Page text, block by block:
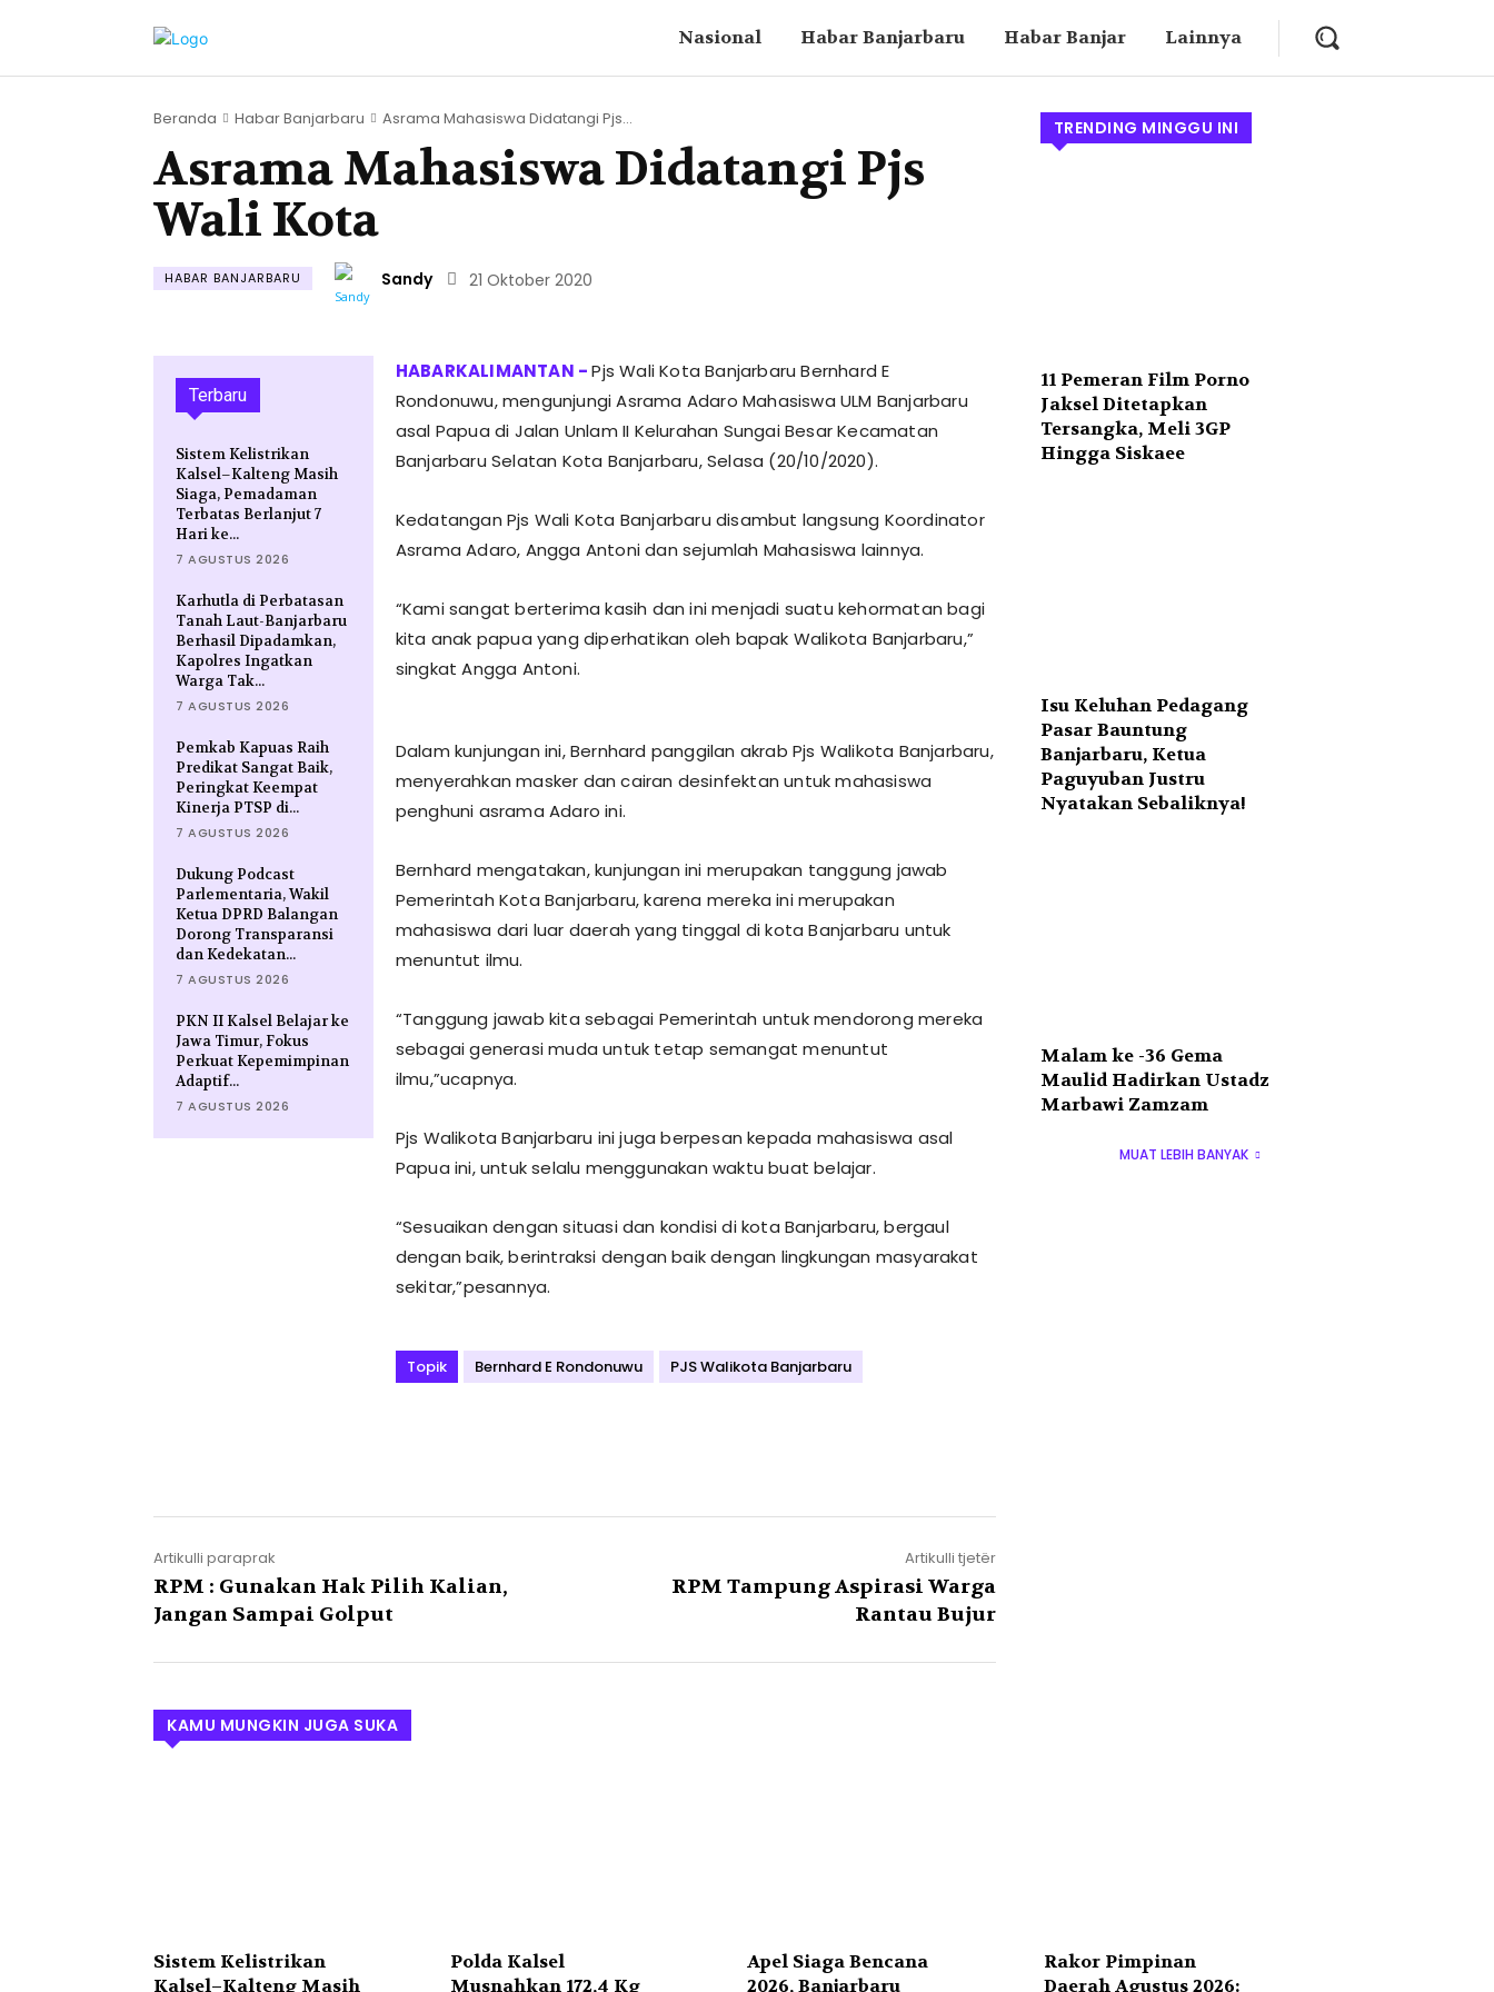
Nasional Habar Banjarbaru Habar Banjar Lainnya
Beranda Habar Banjarbaru Asrama Mahasiswa Didatangi Pjs...
Asrama Mahasiswa Didatangi Pjs
Wali Kota
HABAR BANJARBARU Sandy 21 Oktober 2020
Terbaru
Sistem Kelistrikan
Kalsel–Kalteng Masih
Siaga, Pemadaman
Terbatas Berlanjut 7
Hari ke...
7 AGUSTUS 2026
Karhutla di Perbatasan
Tanah Laut-Banjarbaru
Berhasil Dipadamkan,
Kapolres Ingatkan
Warga Tak...
7 AGUSTUS 2026
Pemkab Kapuas Raih
Predikat Sangat Baik,
Peringkat Keempat
Kinerja PTSP di...
7 AGUSTUS 2026
Dukung Podcast
Parlementaria, Wakil
Ketua DPRD Balangan
Dorong Transparansi
dan Kedekatan...
7 AGUSTUS 2026
PKN II Kalsel Belajar ke
Jawa Timur, Fokus
Perkuat Kepemimpinan
Adaptif...
7 AGUSTUS 2026
Pjs Wali Kota Banjarbaru Bernhard E
Rondonuwu, mengunjungi Asrama Adaro Mahasiswa ULM Banjarbaru
asal Papua di Jalan Unlam II Kelurahan Sungai Besar Kecamatan
Banjarbaru Selatan Kota Banjarbaru, Selasa (20/10/2020).
Kedatangan Pjs Wali Kota Banjarbaru disambut langsung Koordinator
Asrama Adaro, Angga Antoni dan sejumlah Mahasiswa lainnya.
“Kami sangat berterima kasih dan ini menjadi suatu kehormatan bagi
kita anak papua yang diperhatikan oleh bapak Walikota Banjarbaru,”
singkat Angga Antoni.
Dalam kunjungan ini, Bernhard panggilan akrab Pjs Walikota Banjarbaru,
menyerahkan masker dan cairan desinfektan untuk mahasiswa
penghuni asrama Adaro ini.
Bernhard mengatakan, kunjungan ini merupakan tanggung jawab
Pemerintah Kota Banjarbaru, karena mereka ini merupakan
mahasiswa dari luar daerah yang tinggal di kota Banjarbaru untuk
menuntut ilmu.
“Tanggung jawab kita sebagai Pemerintah untuk mendorong mereka
sebagai generasi muda untuk tetap semangat menuntut
ilmu,”ucapnya.
Pjs Walikota Banjarbaru ini juga berpesan kepada mahasiswa asal
Papua ini, untuk selalu menggunakan waktu buat belajar.
“Sesuaikan dengan situasi dan kondisi di kota Banjarbaru, bergaul
dengan baik, berintraksi dengan baik dengan lingkungan masyarakat
sekitar,”pesannya.
Topik Bernhard E Rondonuwu PJS Walikota Banjarbaru
Artikulli paraprak
RPM : Gunakan Hak Pilih Kalian,
Jangan Sampai Golput
Artikulli tjetër
RPM Tampung Aspirasi Warga
Rantau Bujur
TRENDING MINGGU INI
11 Pemeran Film Porno
Jaksel Ditetapkan
Tersangka, Meli 3GP
Hingga Siskaee
Isu Keluhan Pedagang
Pasar Bauntung
Banjarbaru, Ketua
Paguyuban Justru
Nyatakan Sebaliknya!
Malam ke -36 Gema
Maulid Hadirkan Ustadz
Marbawi Zamzam
MUAT LEBIH BANYAK
KAMU MUNGKIN JUGA SUKA
Sistem Kelistrikan
Kalsel–Kalteng Masih
Polda Kalsel
Musnahkan 172,4 Kg
Apel Siaga Bencana
2026, Banjarbaru
Rakor Pimpinan
Daerah Agustus 2026: